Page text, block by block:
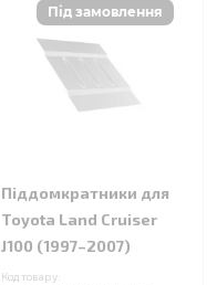
Піддомкратники для
Toyota Land Cruiser
J100 (1997–2007)
Код товару: